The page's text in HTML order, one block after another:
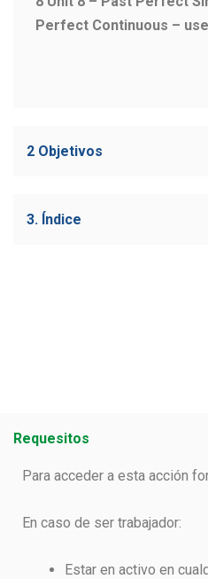
Perfect Continuous –
2 Objetivos
3. Índice
Requesitos
Para acceder a esta acción
En caso de ser trabajador:
Estar en activo en